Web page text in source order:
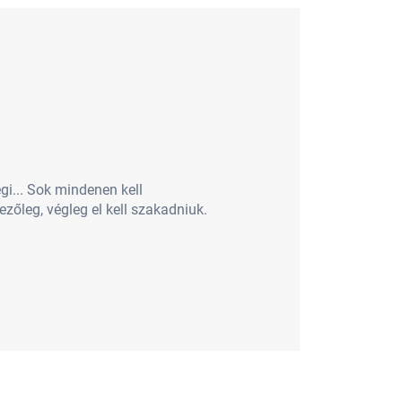
Sok mindenen kell
végleg el kell szakadniuk.